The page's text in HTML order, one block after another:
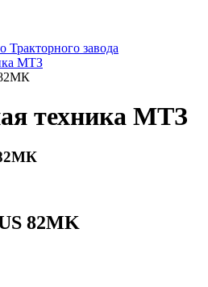
завода
МТЗ
техника МТЗ
82MK